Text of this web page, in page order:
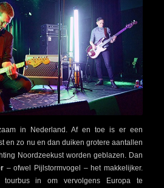
in Nederland. Af en toe is er een
en zo nu en dan duiken grotere aantallen
Noordzeekust worden geblazen. Dan
– ofwel Pijlstormvogel – het makkelijker.
in om vervolgens Europa te